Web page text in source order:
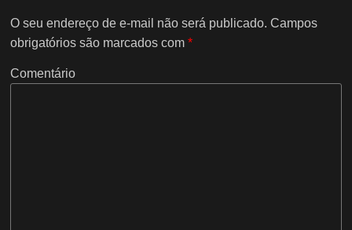
O seu endereço de e-mail não será publicado. Campos
obrigatórios são marcados com*
Comentário